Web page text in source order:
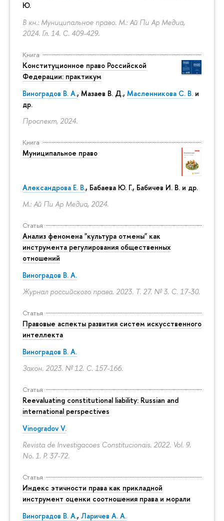
Ю.
В кн.: Муниципальное право. М.: Ай Пи Ар Медиа,
2024. Гл. 14. С. 409-429.
Книга
Конституционное право Российской
Федерации: практикум
Виноградов В. А., Мазаев В. Д., Масленникова С. В. и
др.
Проспект, 2024.
Книга
Муниципальное право
Александрова Е. В., Бабаева Ю. Г., Бабичев И. В. и др.
М.: Ай Пи Ар Медиа, 2024.
Статья
Анализ феномена "культура отмены" как
инструмента регулирования общественных
отношений
Виноградов В. А.
Журнал российского права. 2023. Т. 27. № 3. С. 17-30.
Статья
Правовые аспекты развития систем искусственного
интеллекта
Виноградов В. А.
Закон. 2023. № 12. С. 157-166.
Статья
Reevaluating constitutional liability: Russian and
international perspectives
Vinogradov V.
Revista de Investigacoes Constitucionais. 2022. Vol. 9.
No. 1. P. 37-72.
Статья
Индекс этичности права как прикладной
инструмент оценки соотношения права и морали
Виноградов В. А., Ларичев А. А.